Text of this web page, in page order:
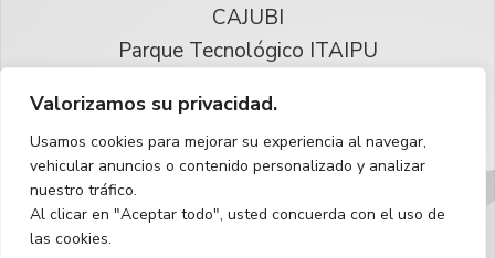
Valorizamos su privacidad.
Usamos cookies para mejorar su experiencia al navegar,
vehicular anuncios o contenido personalizado y analizar
nuestro tráfico.
Al clicar en "Aceptar todo", usted concuerda con el uso de
las cookies.
CAJUBI
Parque Tecnológico ITAIPU
Reservados todos los derechos
Español